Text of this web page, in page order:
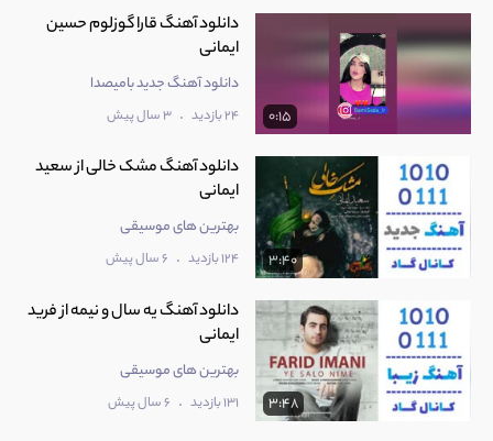
0:15
دانلود آهنگ قارا گوزلوم حسین
ایمانی
دانلود آهنگ جدید بامیصدا
24 بازدید . 3 سال پیش
3:40
دانلود آهنگ مشک خالی از سعید
ایمانی
بهترین های موسیقی
124 بازدید . 6 سال پیش
3:48
دانلود آهنگ یه سال و نیمه از فرید
ایمانی
بهترین های موسیقی
131 بازدید . 6 سال پیش